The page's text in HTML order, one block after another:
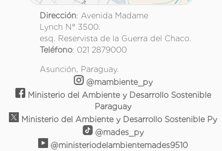
Dirección: Avenida Madame
Lynch N° 3500.
esq. Reservista de la Guerra del Chaco.
Teléfono: 021 2879000
Asunción, Paraguay.
@mambiente_py
Ministerio del Ambiente y Desarrollo Sostenible
Paraguay
Ministerio del Ambiente y Desarrollo Sostenible Py
@mades_py
@ministeriodelambientemades9510